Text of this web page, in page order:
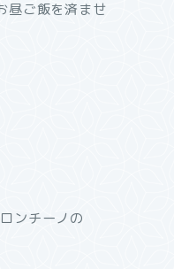
昼ご飯を済ませ
ンチーノの